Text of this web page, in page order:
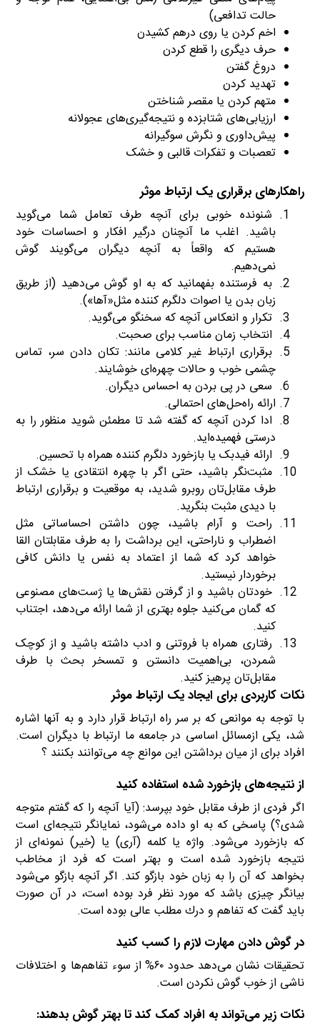
حالت تدافعی)
اخم کردن یا روی درهم کشیدن
حرف دیگری را قطع کردن
دروغ گفتن
تهدید کردن
متهم کردن یا مقصر شناختن
ارزیابی‌های شتابزده و نتیجه‌گیری‌های عجولانه
پیش‌داوری و نگرش سوگیرانه
تعصبات و تفکرات قالبی و خشک
راهکارهای برقراری یک ارتباط موثر
شنونده خوبی برای آنچه طرف تعامل شما می‌گوید
باشید. اغلب ما آنچنان درگیر افکار و احساسات خود
هستیم که واقعاً به آنچه دیگران می‌گویند گوش
نمی‌دهیم.
به فرستنده بفهمانید که به او گوش می‌دهید (از طریق
زبان بدن یا اصوات دلگرم کننده مثل«آها»).
تکرار و انعکاس آنچه که سخنگو می‌گوید.
انتخاب زمان مناسب برای صحبت.
برقراری ارتباط غیر کلامی مانند: تکان دادن سر، تماس
چشمی خوب و حالات چهره‌ای خوشایند.
سعی در پی بردن به احساس دیگران.
ارائه راه‌‌حل‌های احتمالی.
ادا کردن آنچه که گفته شد تا مطمئن شوید منظور را به
درستی فهمیده‌اید.
ارائه فیدبک یا بازخورد دلگرم کننده همراه با تحسین.
مثبت‌نگر باشید، حتی اگر با چهره انتقادی یا خشک از
طرف مقابل‌تان روبرو شدید، به موقعیت و برقراری ارتباط
با دیدی مثبت بنگرید.
راحت و آرام باشید، چون داشتن احساساتی مثل
اضطراب و ناراحتی، این برداشت را به طرف مقابلتان القا
خواهد کرد که شما از اعتماد به نفس یا دانش کافی
برخوردار نیستید.
خودتان باشید و از گرفتن نقش‌ها یا ژست‌های مصنوعی
که گمان می‌کنید جلوه‌ بهتری از شما ارائه می‌دهد، اجتناب
کنید.
رفتاری همراه با فروتنی و ادب داشته باشید و از کوچک
شمردن، بی‌اهمیت دانستن و تمسخر بحث با طرف
مقابل‌تان پرهیز کنید.
نکات کاربردی برای ایجاد یک ارتباط موثر
با توجه به موانعی که بر سر راه ارتباط قرار دارد و به آنها اشاره
شد، یکی ازمسائل اساسی در جامعه ما ارتباط با دیگران است.
افراد برای از میان برداشتن این موانع چه می‌‌توانند بکنند ؟
از نتیجه‌های بازخورد شده استفاده كنید
اگر فردی از طرف مقابل خود بپرسد: (آیا آنچه را كه گفتم متوجه
شدی؟) پاسخی كه به او داده می‌شود، نمایانگر نتیجه‌ای است
كه بازخورد می‌شود. واژه یا كلمه (آری) یا (خیر) نمونه‌ای از
نتیجه بازخورد شده است و بهتر است كه فرد از مخاطب
بخواهد كه آن را به زبان خود بازگو كند. اگر آنچه بازگو می‌شود
بیانگر چیزی باشد كه مورد نظر فرد بوده است، در آن صورت
باید گفت كه تفاهم و درك مطلب عالی بوده است.
در گوش دادن مهارت لازم را كسب كنید
تحقیقات نشان می‌دهد حدود ۶۰% از سوء تفاهم‌ها و اختلافات
ناشی از خوب گوش نكردن است.
نكات زیر می‌تواند به افراد كمك كند تا بهتر گوش بدهند: